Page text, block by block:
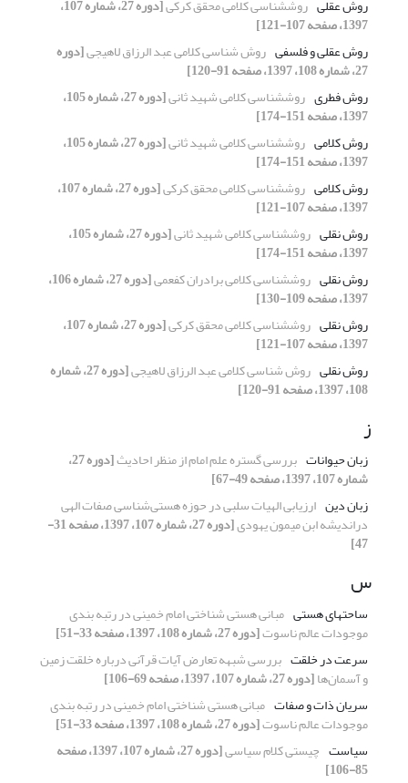
روش عقلی روش‎شناسی کلامی محقق کرکی [دوره 27، شماره 107،
1397، صفحه 107-121]
روش عقلی و فلسفی روش شناسی کلامی عبد الرزاق لاهیجی[دوره
27، شماره 108، 1397، صفحه 91-120]
روش فطری روش‎شناسی کلامی شهید ثانی [دوره 27، شماره 105،
1397، صفحه 151-174]
روش کلامی روش‎شناسی کلامی شهید ثانی [دوره 27، شماره 105،
1397، صفحه 151-174]
روش کلامی روش‎شناسی کلامی محقق کرکی [دوره 27، شماره 107،
1397، صفحه 107-121]
روش نقلی روش‎شناسی کلامی شهید ثانی [دوره 27، شماره 105،
1397، صفحه 151-174]
روش نقلی روش‎شناسی کلامی برادران کفعمی [دوره 27، شماره 106،
1397، صفحه 109-130]
روش نقلی روش‎شناسی کلامی محقق کرکی [دوره 27، شماره 107،
1397، صفحه 107-121]
روش نقلی روش شناسی کلامی عبد الرزاق لاهیجی [دوره 27، شماره
108، 1397، صفحه 91-120]
ز
زبان حیوانات بررسی گستره علم امام از منظر احادیث [دوره 27،
شماره 107، 1397، صفحه 49-67]
زبان دین ارزیابی الهیات سلبی در حوزه هستی‌شناسی صفات الهی
دراندیشه‌ ابن میمون یهودی [دوره 27، شماره 107، 1397، صفحه 31-
47]
س
ساحتهای هستی مبانی هستی شناختی امام خمینی در رتبه بندی
موجودات عالم ناسوت[دوره 27، شماره 108، 1397، صفحه 33-51]
سرعت در خلقت بررسی شبهه تعارض آیات قرآنی درباره خلقت زمین
و آسمان‌ها[دوره 27، شماره 107، 1397، صفحه 69-106]
سریان ذات و صفات مبانی هستی شناختی امام خمینی در رتبه بندی
موجودات عالم ناسوت[دوره 27، شماره 108، 1397، صفحه 33-51]
سیاست چیستی کلام سیاسی [دوره 27، شماره 107، 1397، صفحه
85-106]